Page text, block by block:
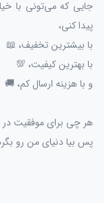
جایی که می‌تونی با
پیدا کنی،
با بیشترین تخفیف، 📖
با بهترین کیفیت، 💯
و با هزینه ارسال کم، 🚚
هر چی برای موفقیت
پس بیا دنیای من رو